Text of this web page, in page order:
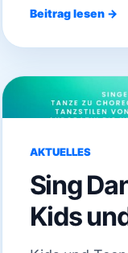
Beitrag lesen →
AKTUELLES
Sing
Kids